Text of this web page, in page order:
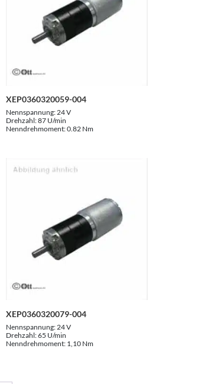
XEP0360320059-004
Nennspannung:24 V
Drehzahl:87 U/min
Nenndrehmoment:0.82 Nm
XEP0360320079-004
Nennspannung: 24 V
Drehzahl:65 U/min
Nenndrehmoment: 1,10 Nm